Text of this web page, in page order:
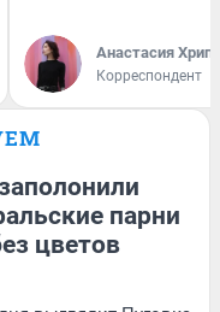
Анастасия
Корреспондент
парни
цветов